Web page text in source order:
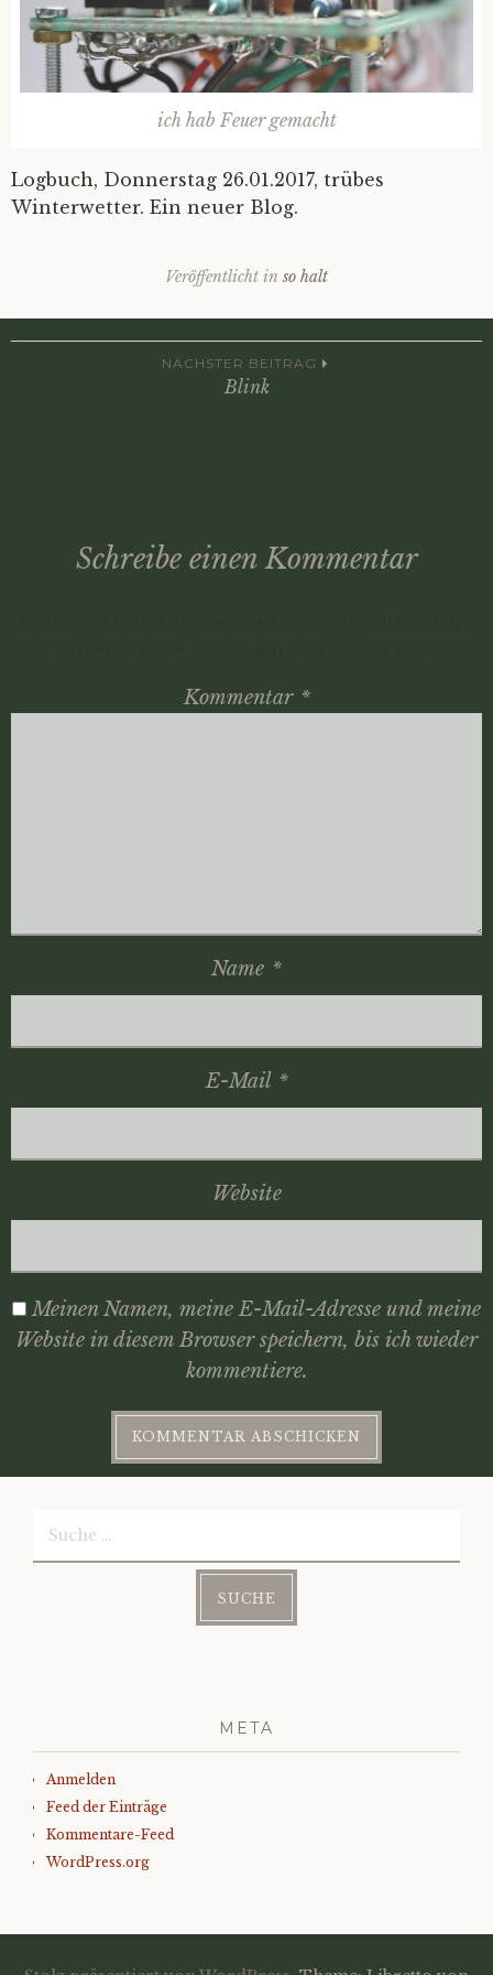
ich hab Feuer gemacht
Logbuch, Donnerstag 26.01.2017, trübes
Winterwetter. Ein neuer Blog.
Veröffentlicht in so halt
Beitrags-NÄCHSTER BEITRAG
Blink
Schreibe einen Kommentar
Kommentar *
Name *
E-Mail *
Website
Meinen Namen, meine E-Mail-Adresse und meine
Website in diesem Browser speichern, bis ich wieder
kommentiere.
META
Anmelden
Feed der Einträge
Kommentare-Feed
WordPress.org